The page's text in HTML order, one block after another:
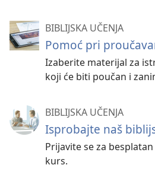
BIBLIJSKA UČENJA
Pomoć pri
Izaberite materijal za
koji će biti poučan i
BIBLIJSKA UČENJA
Isprobajte naš
Prijavite se za
kurs.